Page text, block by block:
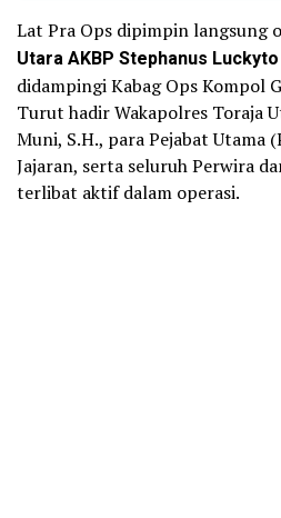
Lat Pra Ops dipimpin langsung
Utara AKBP Stephanus Luckyto
didampingi Kabag Ops Kompol
Turut hadir Wakapolres Toraja
Muni, S.H., para Pejabat Utama
Jajaran, serta seluruh Perwira
terlibat aktif dalam operasi.